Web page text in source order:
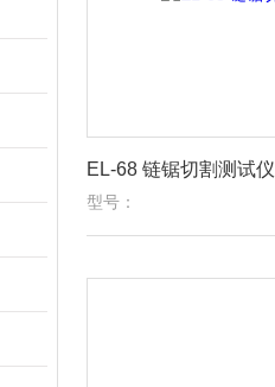
EL-68 链锯切割测试仪
型号：